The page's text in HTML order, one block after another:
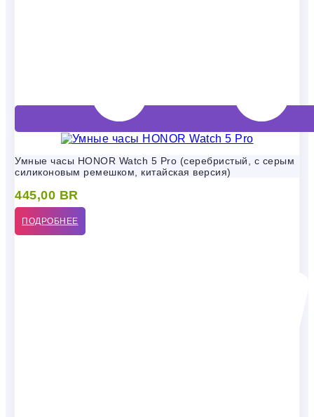
Умные часы HONOR Watch 5 Pro (серебристый, с серым
силиконовым ремешком, китайская версия)
445,00 BR
ПОДРОБНЕЕ